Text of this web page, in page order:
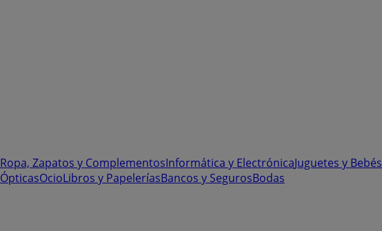
Ropa, Zapatos y ComplementosInformática y ElectrónicaJuguetes y Bebés
OcioLibros y PapeleríasBancos y SegurosBodas